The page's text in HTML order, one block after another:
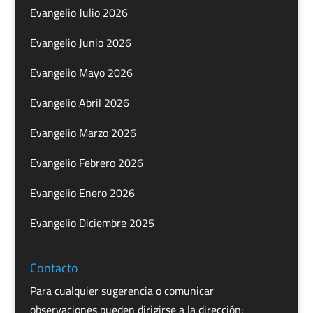
Evangelio Julio 2026
Evangelio Junio 2026
Evangelio Mayo 2026
Evangelio Abril 2026
Evangelio Marzo 2026
Evangelio Febrero 2026
Evangelio Enero 2026
Evangelio Diciembre 2025
Contacto
Para cualquier sugerencia o comunicar
observaciones pueden dirigirse a la dirección: